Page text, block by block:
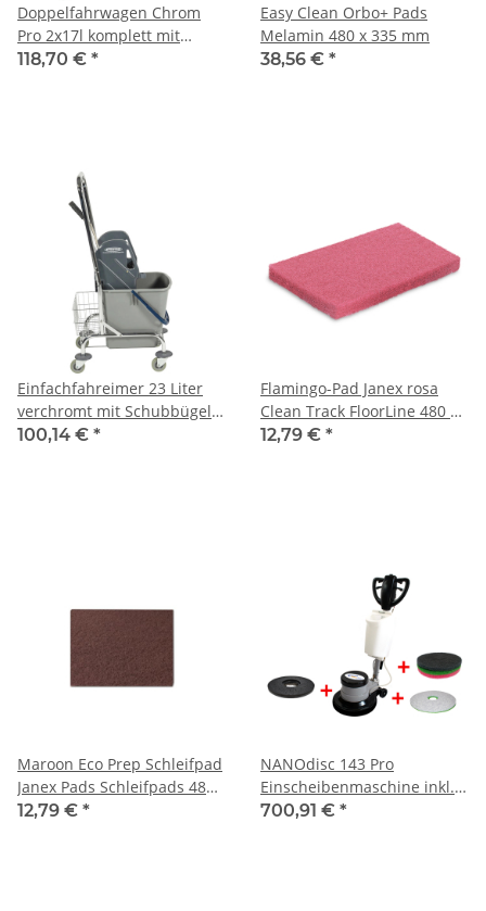
Doppelfahrwagen Chrom
Pro 2x17l komplett mit
Halterung für Müllsack und
118,70 € *
Easy Clean Orbo+ Pads
Melamin 480 x 335 mm
38,56 € *
Einfachfahreimer 23 Liter
verchromt mit Schubbügel
und Ablagekorb
100,14 € *
Flamingo-Pad Janex rosa
Clean Track FloorLine 480 x
335 mm
12,79 € *
Maroon Eco Prep Schleifpad
Janex Pads Schleifpads 480
x 335 mm
12,79 € *
NANOdisc 143 Pro
Einscheibenmaschine inkl.
Tank + Treibteller und
700,91 € *